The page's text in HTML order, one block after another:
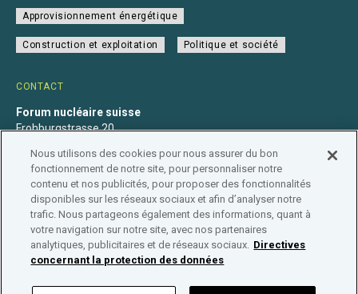
CONTACT
Forum nucléaire suisse
Frohburgstrasse 20
+41 31 560 36 50
info@nuklearforum.ch
Approvisionnement énergétique
Construction et exploitation Politique et société
Déclaration de confidentialité Impressum Affiliation
Répertoire des entreprises
Nous utilisons des cookies pour nous assurer du bon
fonctionnement de notre site, pour personnaliser notre
contenu et nos publicités, pour proposer des fonctionnalités
disponibles sur les réseaux sociaux et afin d’analyser notre
trafic. Nous partageons également des informations, quant à
votre navigation sur notre site, avec nos partenaires
analytiques, publicitaires et de réseaux sociaux. Directives
concernant la protection des données